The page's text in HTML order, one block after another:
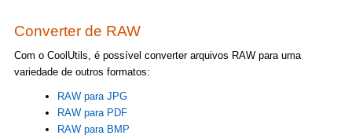
Converter de RAW
Com o CoolUtils, é possível converter arquivos RAW para uma
variedade de outros formatos:
RAW para JPG
RAW para PDF
RAW para BMP